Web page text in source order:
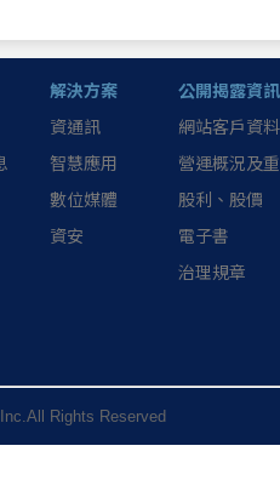
解決方案
資通訊
智慧應用
數位媒體
資安
公開揭露資訊
網站客戶資
營運概況及
股利、股價
電子書
治理規章
Rights Reserved